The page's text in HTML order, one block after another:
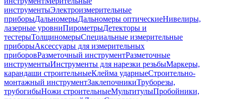
инструментыЭлектроизмерительные
приборыДальномерыДальномеры оптическиеНивелиры,
лазерные уровниПирометрыДетекторы и
тестерыТолщиномерыСпециальные измерительные
приборыАксессуары для измерительных
приборовРазметочный инструментРазметочные
инструментыИнструменты для нарезки резьбыМаркеры,
карандаши строительныеКлейма ударныеСтроительно-
монтажный инструментЗаклепочникиТруборезы,
трубогибыНожи строительныеМультитулыПробойники,